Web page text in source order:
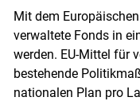
Mit dem
verwaltete Fonds in
werden. EU-Mittel für
bestehende
nationalen Plan pro